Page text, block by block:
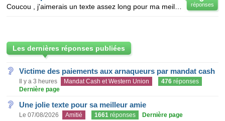
réponses
Les dernières réponses publiées
Victime des paiements aux arnaqueurs par mandat cash
Il y a 3 heures Mandat Cash et Western Union 476 réponses
Dernière page
Une jolie texte pour sa meilleur amie
Le 07/08/2026 Amitié 1661 réponses Dernière page